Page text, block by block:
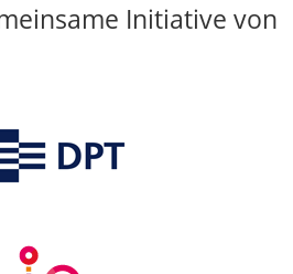
Initiative von